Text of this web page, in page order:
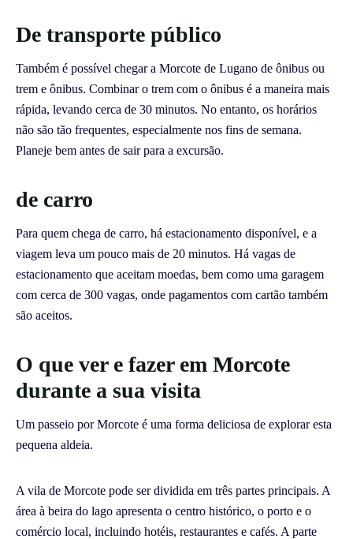
De transporte público
Também é possível chegar a Morcote de Lugano de ônibus ou
trem e ônibus. Combinar o trem com o ônibus é a maneira mais
rápida, levando cerca de 30 minutos. No entanto, os horários
não são tão frequentes, especialmente nos fins de semana.
Planeje bem antes de sair para a excursão.
de carro
Para quem chega de carro, há estacionamento disponível, e a
viagem leva um pouco mais de 20 minutos. Há vagas de
estacionamento que aceitam moedas, bem como uma garagem
com cerca de 300 vagas, onde pagamentos com cartão também
são aceitos.
O que ver e fazer em Morcote
durante a sua visita
Um passeio por Morcote é uma forma deliciosa de explorar esta
pequena aldeia.
A vila de Morcote pode ser dividida em três partes principais. A
área à beira do lago apresenta o centro histórico, o porto e o
comércio local, incluindo hotéis, restaurantes e cafés. A parte